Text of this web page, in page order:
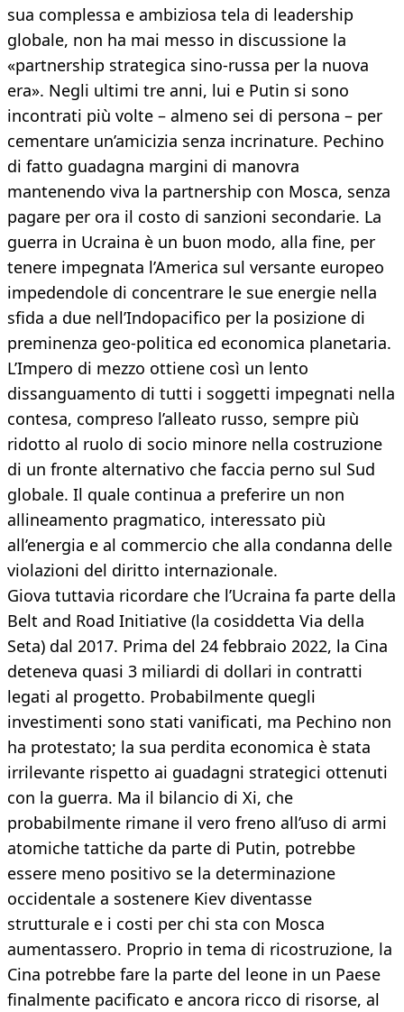
sua complessa e ambiziosa tela di leadership
globale, non ha mai messo in discussione la
«partnership strategica sino-russa per la nuova
era». Negli ultimi tre anni, lui e Putin si sono
incontrati più volte – almeno sei di persona – per
cementare un’amicizia senza incrinature. Pechino
di fatto guadagna margini di manovra
mantenendo viva la partnership con Mosca, senza
pagare per ora il costo di sanzioni secondarie. La
guerra in Ucraina è un buon modo, alla fine, per
tenere impegnata l’America sul versante europeo
impedendole di concentrare le sue energie nella
sfida a due nell’Indopacifico per la posizione di
preminenza geo-politica ed economica planetaria.
L’Impero di mezzo ottiene così un lento
dissanguamento di tutti i soggetti impegnati nella
contesa, compreso l’alleato russo, sempre più
ridotto al ruolo di socio minore nella costruzione
di un fronte alternativo che faccia perno sul Sud
globale. Il quale continua a preferire un non
allineamento pragmatico, interessato più
all’energia e al commercio che alla condanna delle
violazioni del diritto internazionale.
Giova tuttavia ricordare che l’Ucraina fa parte della
Belt and Road Initiative (la cosiddetta Via della
Seta) dal 2017. Prima del 24 febbraio 2022, la Cina
deteneva quasi 3 miliardi di dollari in contratti
legati al progetto. Probabilmente quegli
investimenti sono stati vanificati, ma Pechino non
ha protestato; la sua perdita economica è stata
irrilevante rispetto ai guadagni strategici ottenuti
con la guerra. Ma il bilancio di Xi, che
probabilmente rimane il vero freno all’uso di armi
atomiche tattiche da parte di Putin, potrebbe
essere meno positivo se la determinazione
occidentale a sostenere Kiev diventasse
strutturale e i costi per chi sta con Mosca
aumentassero. Proprio in tema di ricostruzione, la
Cina potrebbe fare la parte del leone in un Paese
finalmente pacificato e ancora ricco di risorse, al